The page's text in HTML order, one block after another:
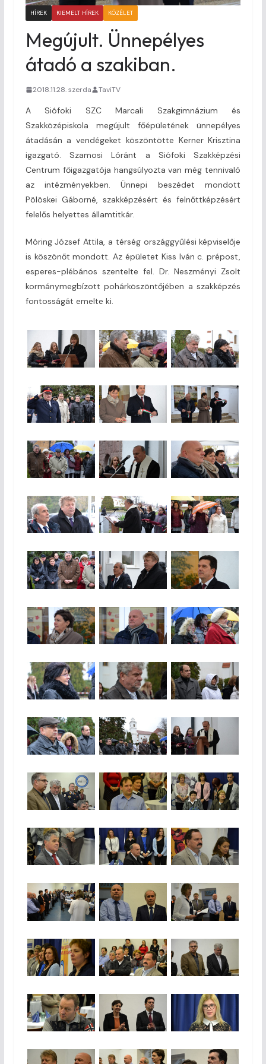
HÍREK KIEMELT HÍREK KÖZÉLET
Megújult. Ünnepélyes
átadó a szakiban.
2018.11.28. szerda TaviTV
A Siófoki SZC Marcali Szakgimnázium és
Szakközépiskola megújult főépületének ünnepélyes
átadásán a vendégeket köszöntötte Kerner Krisztina
igazgató. Szamosi Lóránt a Siófoki Szakképzési
Centrum főigazgatója hangsúlyozta van még tennivaló
az intézményekben. Ünnepi beszédet mondott
Pölöskei Gáborné, szakképzésért és felnőttképzésért
felelős helyettes államtitkár.
Móring József Attila, a térség országgyűlési képviselője
is köszönőt mondott. Az épületet Kiss Iván c. prépost,
esperes-plébános szentelte fel. Dr. Neszményi Zsolt
kormánymegbízott pohárköszöntőjében a szakképzés
fontosságát emelte ki.